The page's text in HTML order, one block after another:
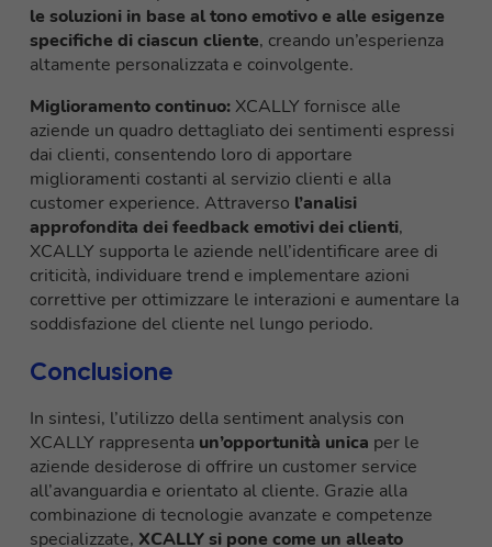
le soluzioni in base al tono emotivo e alle esigenze
specifiche di ciascun cliente, creando un’esperienza
altamente personalizzata e coinvolgente.
Miglioramento continuo: XCALLY fornisce alle
aziende un quadro dettagliato dei sentimenti espressi
dai clienti, consentendo loro di apportare
miglioramenti costanti al servizio clienti e alla
customer experience. Attraverso l’analisi
approfondita dei feedback emotivi dei clienti,
XCALLY supporta le aziende nell’identificare aree di
criticità, individuare trend e implementare azioni
correttive per ottimizzare le interazioni e aumentare la
soddisfazione del cliente nel lungo periodo.
Conclusione
In sintesi, l’utilizzo della sentiment analysis con
XCALLY rappresenta un’opportunità unica per le
aziende desiderose di offrire un customer service
all’avanguardia e orientato al cliente. Grazie alla
combinazione di tecnologie avanzate e competenze
specializzate, XCALLY si pone come un alleato